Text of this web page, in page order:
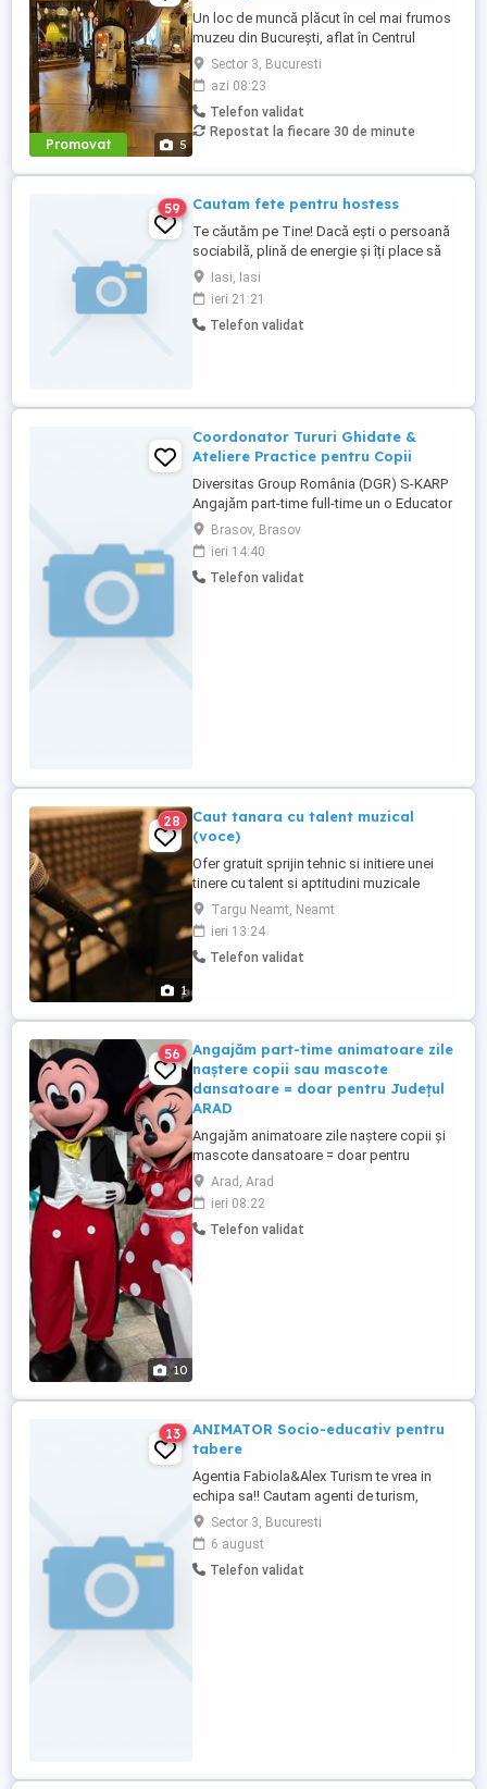
Promovat 5
Un loc de muncă plăcut în cel mai frumos
muzeu din București, aflat în Centrul
Istoric. Jobul presupune primirea
vizitatorilor, limba engleză, realizarea unei
prezentări care se învață, vocabular bogat,
bună dispoziție, stare surâzătoare,
participare la Seratele muzicale ale
Sector 3, Bucuresti
azi 08:23
Telefon validat
Repostat la fiecare 30 de minute
59 Cautam fete pentru hostess
Te căutăm pe Tine! Dacă ești o persoană
sociabilă, plină de energie și îți place să
interacționezi cu oamenii, avem
oportunitatea perfectă pentru tine! Căutam
hostess care să se alăture echipei noastre
dinamice și entuziaste. Ce oferim:
Iasi, Iasi
ieri 21:21
Telefon validat
Coordonator Tururi Ghidate &
Ateliere Practice pentru Copii
Diversitas Group România (DGR) S-KARP
Angajăm part-time full-time un o Educator
Creativ Coordonator Tururi Ghidate &
Ateliere Practice pentru Copii La S-KARP,
alături de mascota noastră Skarpy,
transformăm fabrica într-o adevărată
Brasov, Brasov
ieri 14:40
Telefon validat
1
28
Caut tanara cu talent muzical
(voce)
Ofer gratuit sprijin tehnic si initiere unei
tinere cu talent si aptitudini muzicale
(voce),cu sau fara experienta in vederea
colaborarii pe termen lung la evenimente
gen petrecere
(onomastice,nunti,botezuri,etc..).De
multe detalii ...
Targu Neamt, Neamt
ieri 13:24
Telefon validat
10
56
Angajăm part-time animatoare zile
naștere copii sau mascote
dansatoare = doar pentru Județul
ARAD
Angajăm animatoare zile naștere copii și
mascote dansatoare = doar pentru
Județul ARAD. Part time : o petrecere
durează 2 ore - 2 ore și jumătate. Pot fi și
două petreceri în aceeași zi; Program (în
special) în weekenduri. Disponibilitate
Arad, Arad
ieri 08:22
Telefon validat
13
ANIMATOR Socio-educativ pentru
tabere
Agentia Fabiola&Alex Turism te vrea in
echipa sa!! Cautam agenti de turism,
animatori socio-educativi. Animatori
socio-educativi: -Varsta minima: 16 ani -
Firi energice, sportive -Obligatoriu: sa ii
placa copiii -Experienta nu e obligatorie -
Sector 3, Bucuresti
6 august
Telefon validat